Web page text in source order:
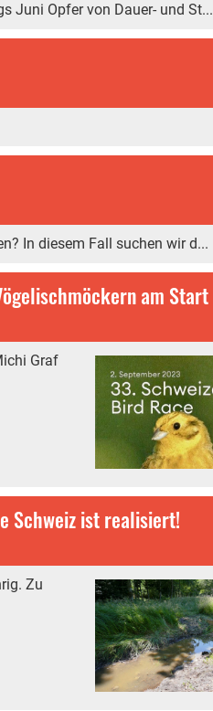
Juni Opfer von Dauer- und St...
In diesem Fall suchen wir d...
am Start
Graf
Schweiz ist realisiert!
Zu